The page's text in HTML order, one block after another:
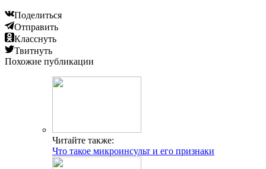
Поделиться
Отправить
Класснуть
Твитнуть
Похожие публикации
Читайте также:
Что такое микроинсульт и его признаки